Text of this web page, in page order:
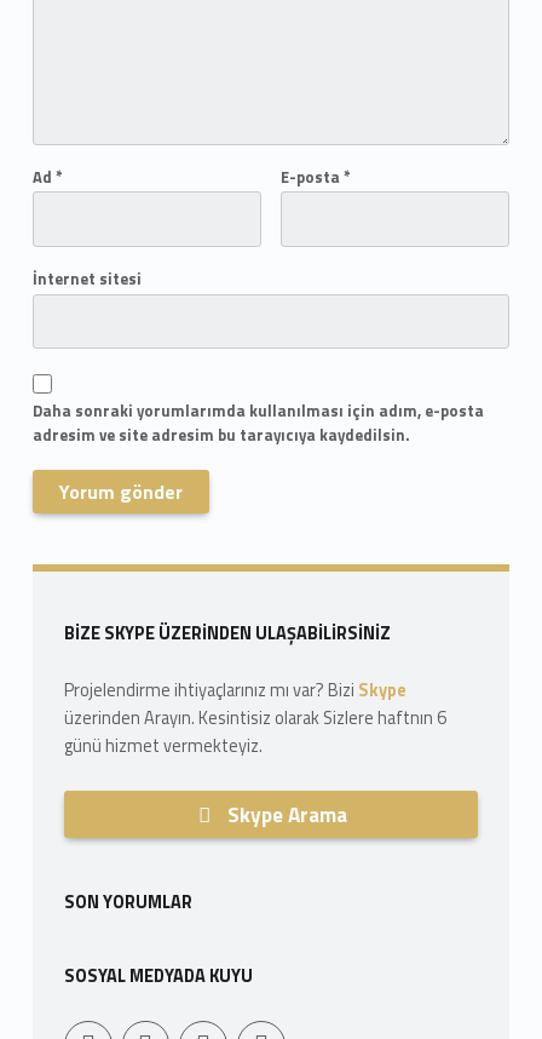
Ad * E-posta*
İnternet sitesi
Daha sonraki yorumlarımda kullanılması için adım, e-posta
adresim ve site adresim bu tarayıcıya kaydedilsin.
Sidebar
BIZE SKYPE ÜZERINDEN ULAŞABILIRSINIZ
Projelendirme ihtiyaçlarınız mı var? Bizi Skype
üzerinden Arayın. Kesintisiz olarak Sizlere haftnın 6
günü hizmet vermekteyiz.
Skype Arama
SON YORUMLAR
SOSYAL MEDYADA KUYU
WebMan on Facebook
YoutubeWebMan DesignSepet